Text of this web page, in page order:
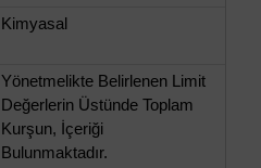
Kimyasal
Yönetmelikte Belirlenen Limit
Değerlerin Üstünde Toplam
Kurşun, İçeriği
Bulunmaktadır.